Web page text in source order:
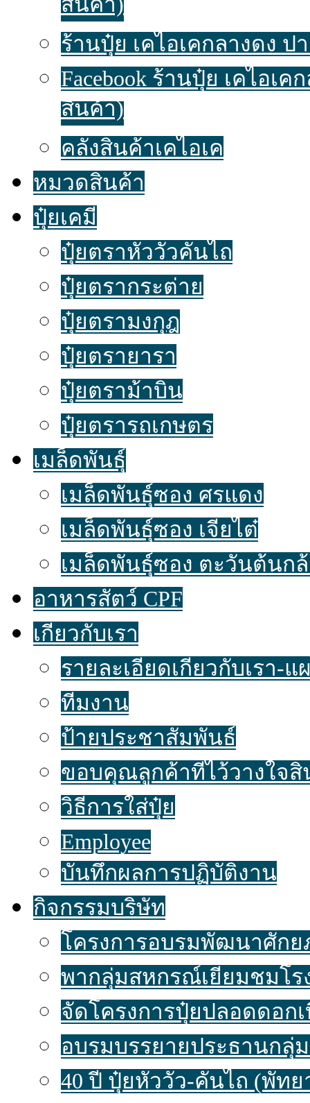
สินค้า)
ร้านปุ๋ย เคไอเคกลางดง
Facebook ร้านปุ๋ย เคไอเ
สินค้า)
คลังสินค้าเคไอเค
หมวดสินค้า
ปุ๋ยเคมี
ปุ๋ยตราหัววัวคันไถ
ปุ๋ยตรากระต่าย
ปุ๋ยตรามงกุฎ
ปุ๋ยตรายารา
ปุ๋ยตราม้าบิน
ปุ๋ยตรารถเกษตร
เมล็ดพันธุ์
เมล็ดพันธุ์ซอง ศรแดง
เมล็ดพันธุ์ซอง เจียไต๋
เมล็ดพันธุ์ซอง ตะวันต้นก
อาหารสัตว์ CPF
เกี่ยวกับเรา
รายละเอียดเกี่ยวกับเรา-
ทีมงาน
ป้ายประชาสัมพันธ์
ขอบคุณลูกค้าที่ไว้วางใจสิ
วิธีการใส่ปุ๋ย
Employee
บันทึกผลการปฏิบัติงาน
กิจกรรมบริษัท
โครงการอบรมพัฒนาศัก
พากลุ่มสหกรณ์เยี่ยมชมโร
จัดโครงการปุ๋ยปลอดดอก
อบรมบรรยายประธานก
40 ปี ปุ๋ยหัววัว-คันไถ (พัทย